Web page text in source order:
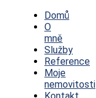
NavigationDomů
O
mně
Služby
Reference
Moje
nemovitosti